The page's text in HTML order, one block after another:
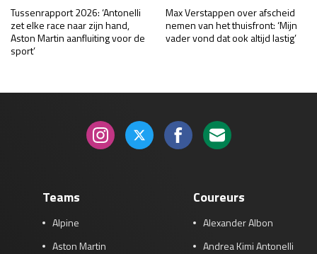
Tussenrapport 2026: ‘Antonelli
zet elke race naar zijn hand,
Aston Martin aanfluiting voor de
sport’
Max Verstappen over afscheid
nemen van het thuisfront: ‘Mijn
vader vond dat ook altijd lastig’
Teams
Alpine
Aston Martin
Coureurs
Alexander Albon
Andrea Kimi Antonelli